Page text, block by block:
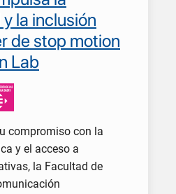
la inclusión
de stop motion
Lab
compromiso con la
y el acceso a
la Facultad de